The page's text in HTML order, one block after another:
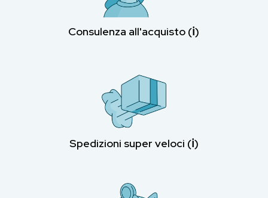
Consulenza all'acquisto (ℹ︎)
Spedizioni super veloci (ℹ︎)